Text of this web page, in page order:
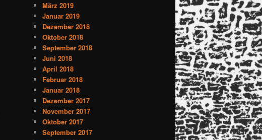
März 2019
Januar 2019
Dezember 2018
Oktober 2018
September 2018
Juni 2018
April 2018
Februar 2018
Januar 2018
Dezember 2017
November 2017
Oktober 2017
September 2017